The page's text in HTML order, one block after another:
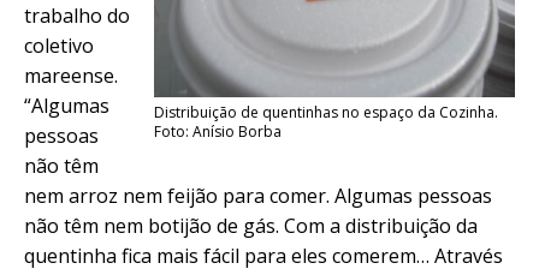
Distribuição de quentinhas no espaço da Cozinha.
Foto: Anísio Borba
trabalho do
coletivo
mareense.
“Algumas
pessoas
não têm
nem arroz nem feijão para comer. Algumas pessoas
não têm nem botijão de gás. Com a distribuição da
quentinha fica mais fácil para eles comerem… Através